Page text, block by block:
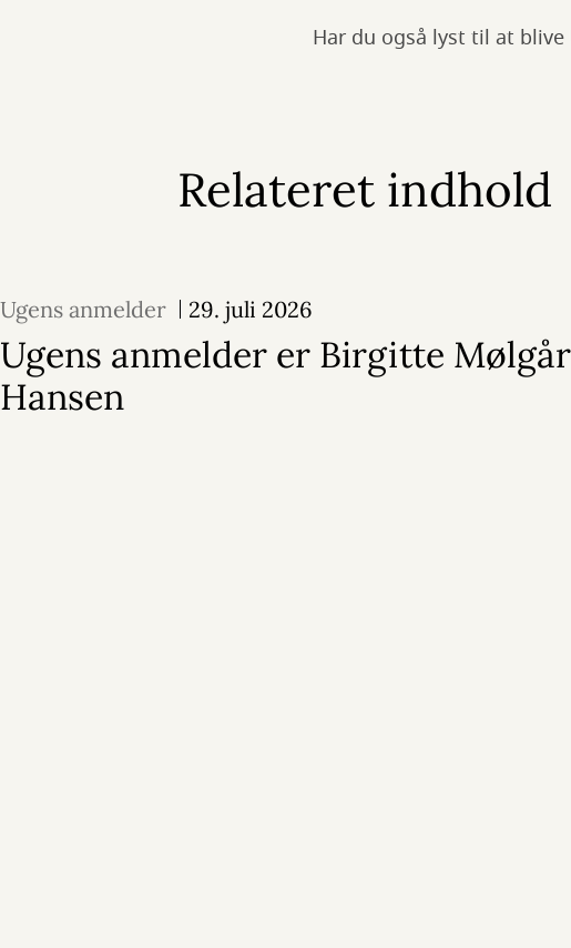
Har du også lyst til at
Relateret indhold
Ugens anmelder 29. juli 2026
Ugens anmelder er Birgitte
Hansen